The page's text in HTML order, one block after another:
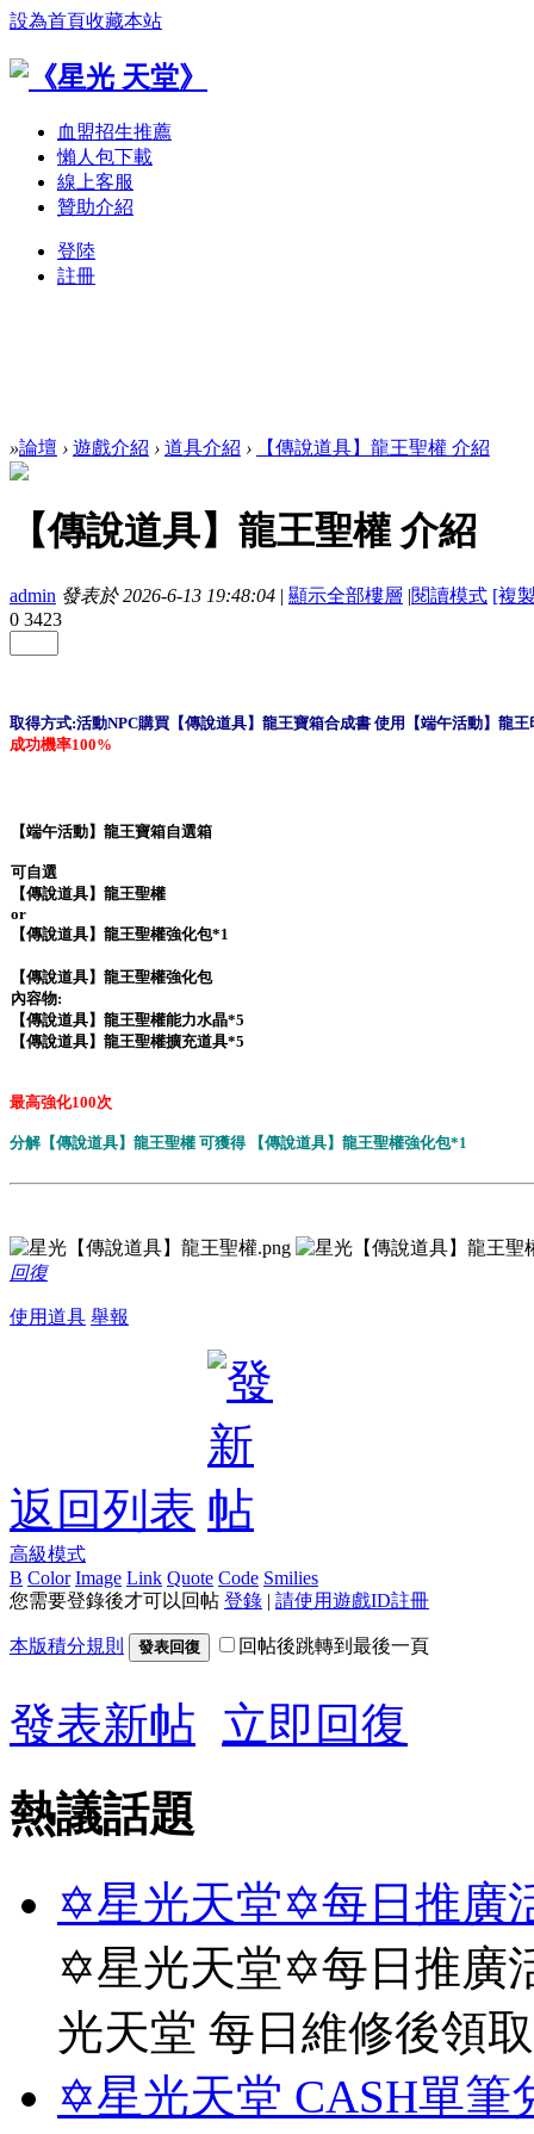
設為首頁收藏本站
血盟招生推薦
懶人包下載
線上客服
贊助介紹
登陸
註冊
»論壇 › 遊戲介紹 › 道具介紹 › 【傳說道具】龍王聖權 介紹
【傳說道具】龍王聖權 介紹
admin 發表於 2026-6-13 19:48:04 | 顯示全部樓層 |閱讀模式 [複
0 3423
取得方式:活動NPC購買 【傳說道具】龍王寶箱合成書 使用【端午活動】龍
成功機率100%
【端午活動】龍王寶箱自選箱
可自選
【傳說道具】龍王聖權
or
【傳說道具】龍王聖權強化包*1
【傳說道具】龍王聖權強化包
內容物:
【傳說道具】龍王聖權能力水晶*5
【傳說道具】龍王聖權擴充道具*5
最高強化100次
分解【傳說道具】龍王聖權 可獲得 【傳說道具】龍王聖權強化包*1
回復
使用道具 舉報
返回列表
高級模式
B Color Image Link Quote Code Smilies
您需要登錄後才可以回帖 登錄 | 請使用遊戲ID註冊
本版積分規則 發表回復 回帖後跳轉到最後一頁
發表新帖 立即回復
熱議話題
✡星光天堂✡每日推廣
✡星光天堂✡每日推廣
光天堂 每日維修後領
✡星光天堂 CASH單筆